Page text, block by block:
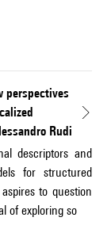
perspectives
Rudi
descriptors and
for structured
to question
of exploring so